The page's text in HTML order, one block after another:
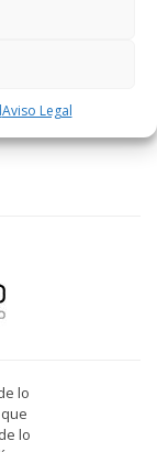
Aviso Legal
lo
lo